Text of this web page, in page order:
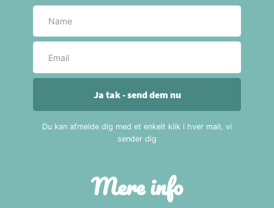
Mere info
Ja tak - send dem nu
Du kan afmelde dig med et enkelt klik i hver mail, vi
sender dig